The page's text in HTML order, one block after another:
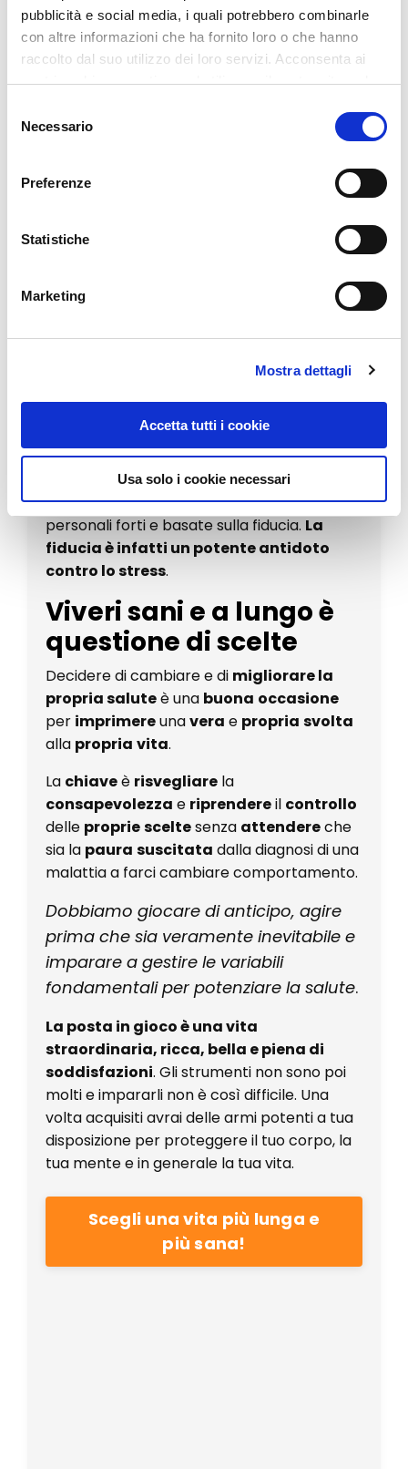
pubblicità e social media, i quali potrebbero combinarle
con altre informazioni che ha fornito loro o che hanno
raccolto dal suo utilizzo dei loro servizi. Acconsenta ai
nostri cookie se continua ad utilizzare il nostro sito web.
delNecessario
Preferenze
Statistiche
Marketing
Mostra dettagli
Accetta tutti i cookie
Usa solo i cookie necessari
facciamo difficoltà a controllare e che ci
danneggiano.
trovando
introdurre,
che ci
fanno riscoprire le cose
Godersi le relazioni sociali,
incrementandole
direttamente correlata alla qualità e
alla durata della vita.
nostre relazioni
epiùsaniefelicisiamo.
La solitudine e la sensazione di isolatamente
fa male quanto il fumo e l’abuso di alcol e
quindi dovremmo sforzarci di uscire da
queste condizioni e di stabilire relazioni
personali forti e basate sulla fiducia. La
fiducia è infatti un potente antidoto
contro lo stress.
Viveri sani e a lungo è
questione di scelte
Decidere di cambiare e di migliorare la
propria saluteè una buona occasione
per imprimereunavera e propria svolta
alla propria vita.
La chiaveè risvegliare la
consapevolezza e riprendereil controllo
delle propriesceltesenza attendereche
sia la paura suscitata dalla diagnosi di una
malattia a farci cambiare comportamento.
Dobbiamo giocare di anticipo, agire
prima che sia veramente inevitabile e
imparare a gestire le variabili
fondamentali per potenziare la salute.
La posta in gioco è una vita
straordinaria, ricca, bella e piena di
soddisfazioni. Gli strumenti non sono poi
molti e impararli non è così difficile. Una
volta acquisiti avrai delle armi potenti a tua
disposizione per proteggere il tuo corpo, la
tua mente e in generale la tua vita.
Scegli una vita più lunga e
più sana!